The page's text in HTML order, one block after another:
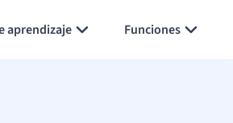
aprendizaje Funciones